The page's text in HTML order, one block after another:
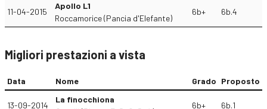
11-04-2015
Apollo L1
Roccamorice (Pancia d'Elefante)
6b+ 6b.4
Migliori prestazioni a vista
Data Nome Grado Proposto
13-09-2014
La finocchiona
6b+ 6b.1